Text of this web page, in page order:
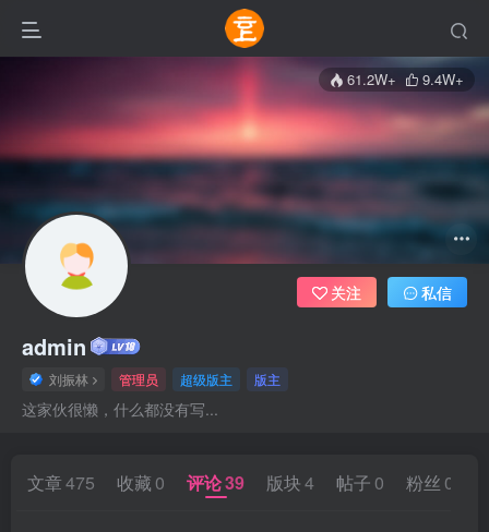
61.2W+ 9.4W+
admin
刘振林 管理员 超级版主 版主
这家伙很懒，什么都没有写...
关注 私信
文章475 收藏 0 评论39 版块4 帖子 0 粉丝 0